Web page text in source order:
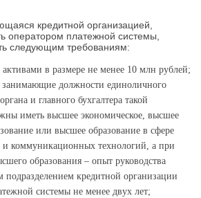
кредитной организацией,
оператором платежной системы,
следующим требованиям:
в размере не менее 10 млн рублей;
занимающие должности единоличного
и главного бухгалтера такой
иметь высшее экономическое, высшее
или высшее образование в сфере
коммуникационных технологий, а при
образования – опыт руководства
кредитной организации
системы не менее двух лет;